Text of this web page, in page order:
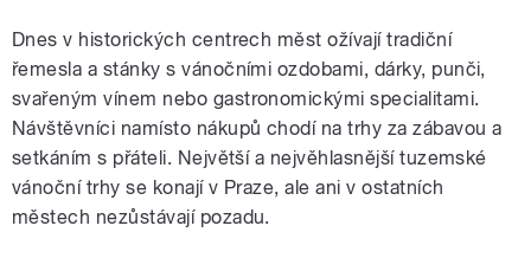
Dnes v historických centrech měst ožívají tradiční
řemesla a stánky s vánočními ozdobami, dárky, punči,
svařeným vínem nebo gastronomickými specialitami.
Návštěvníci namísto nákupů chodí na trhy za zábavou a
setkáním s přáteli. Největší a nejvěhlasnější tuzemské
vánoční trhy se konají v Praze, ale ani v ostatních
městech nezůstávají pozadu.